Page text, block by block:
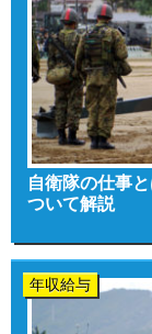
自衛隊の仕事
ついて解説
年収給与